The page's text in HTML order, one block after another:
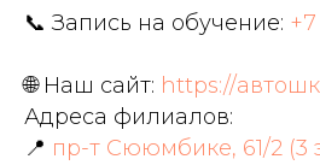
📞 Запись на обучение:
🌐 Наш сайт: https://
Адреса филиалов:
📍 пр-т Сююмбике, 61/2 (3